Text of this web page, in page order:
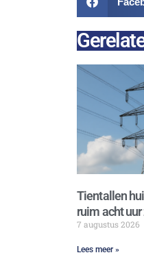
Tientallen
ruim acht
7 augustus 2026
Lees meer »